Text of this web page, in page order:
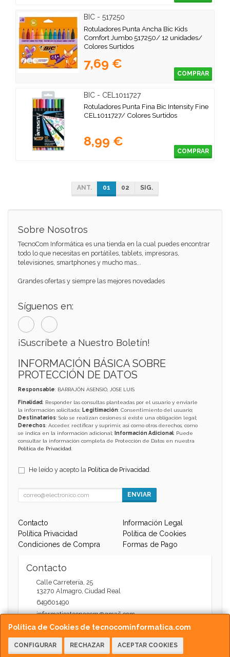
BIC - 517250
Rotuladores Punta Ancha Bic Kids
Comfort Jumbo 517250/ 12 unidades/
Colores Surtidos
7,69 €
COMPRAR
BIC - CEL1011727
Rotuladores Punta Fina Bic Intensity Fine
CEL1011727/ Colores Surtidos
8,99 €
COMPRAR
ANT. 01 02 SIG.
Política de Cookies de tecnocominformatica.com
CONFIGURAR RECHAZAR ACEPTAR COOKIES
Sobre Nosotros
TecnoCom Informática es una tienda en la cual puedes encontrar
todo lo que necesitas en portátiles, tablets, impresoras,
televisiones, smartphones y mucho mas...
Grandes ofertas y siempre las mejores novedades
Síguenos en:
¡Suscríbete a Nuestro Boletín!
INFORMACIÓN BÁSICA SOBRE
PROTECCIÓN DE DATOS
Responsable: BARRAJÓN ASENSIO, JOSE LUIS
Finalidad: Responder las consultas planteadas por el usuario y enviarle
la información solicitada; Legitimación: Consentimiento del usuario;
Destinatarios: Solo se realizan cesiones si existe una obligación legal;
Derechos: Acceder, rectificar y suprimir, así como otros derechos, como
se indica en la información adicional;
Información Adicional: Puede
consultar la información completa de Protección de Datos en nuestra
Política de Privacidad
He leído y acepto la Política de Privacidad
ENVIAR
Contacto
Información Legal
Política Privacidad
Política de Cookies
Condiciones de Compra
Formas de Pago
Contacto
Calle Carretería, 25
13270 Almagro Ciudad Real
649601490
informaticatecnocom@gmail.com
Horario